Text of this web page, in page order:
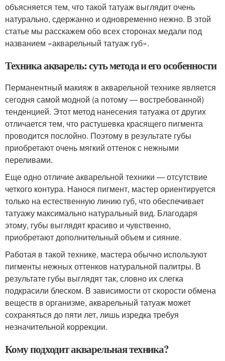
объясняется тем, что такой татуаж выглядит очень
натурально, сдержанно и одновременно нежно. В этой
статье мы расскажем обо всех сторонах медали под
названием «акварельный татуаж губ».
Техника акварель: суть метода и его особенности
Перманентный макияж в акварельной технике является
сегодня самой модной (а потому — востребованной)
тенденцией. Этот метод нанесения татуажа от других
отличается тем, что растушевка красящего пигмента
проводится послойно. Поэтому в результате губы
приобретают очень мягкий оттенок с нежными
переливами.
Еще одно отличие акварельной техники — отсутствие
четкого контура. Нанося пигмент, мастер ориентируется
только на естественную линию губ, что обеспечивает
татуажу максимально натуральный вид. Благодаря
этому, губы выглядят красиво и чувственно,
приобретают дополнительный объем и сияние.
Работая в такой технике, мастера обычно используют
пигменты нежных оттенков натуральной палитры. В
результате губы выглядят так, словно их слегка
подкрасили блеском. В зависимости от скорости обмена
веществ в организме, акварельный татуаж может
сохраняться до пяти лет, лишь изредка требуя
незначительной коррекции.
Кому подходит акварельная техника?